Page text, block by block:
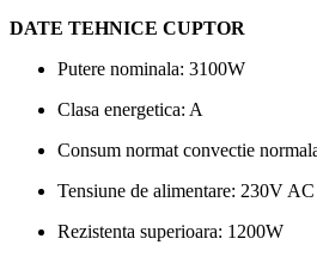
DATE TEHNICE CUPTOR
Putere nominala: 3100W
Clasa energetica: A
Consum normat convectie
Tensiune de alimentare: 230V
Rezistenta superioara: 1200W